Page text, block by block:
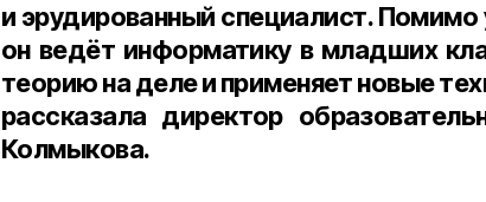
и эрудированный специалист.
он ведёт информатику в младших
теорию на деле и применяет новые
рассказала директор
Колмыкова.